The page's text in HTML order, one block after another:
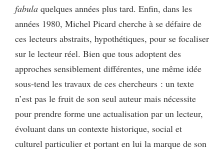
fabula quelques années plus tard. Enfin, dans les
années 1980, Michel Picard cherche à se défaire de
ces lecteurs abstraits, hypothétiques, pour se focaliser
sur le lecteur réel. Bien que tous adoptent des
approches sensiblement différentes, une même idée
sous-tend les travaux de ces chercheurs : un texte
n’est pas le fruit de son seul auteur mais nécessite
pour prendre forme une actualisation par un lecteur,
évoluant dans un contexte historique, social et
culturel particulier et portant en lui la marque de son